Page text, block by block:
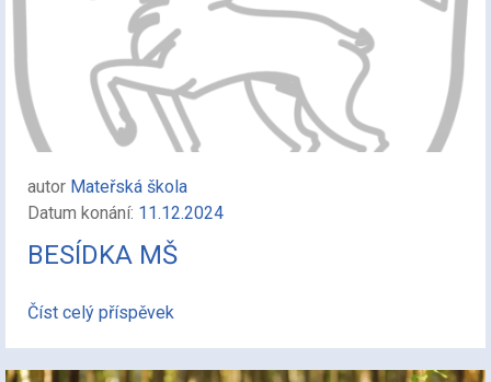
autor Mateřská škola
Datum konání: 11.12.2024
BESÍDKA MŠ
Číst celý příspěvek